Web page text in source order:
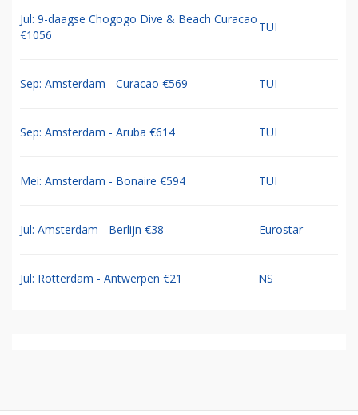
Jul: 9-daagse Chogogo Dive & Beach Curacao
€1056
TUI
Sep: Amsterdam - Curacao €569 TUI
Sep: Amsterdam - Aruba €614 TUI
Mei: Amsterdam - Bonaire €594 TUI
Jul: Amsterdam - Berlijn €38 Eurostar
Jul: Rotterdam - Antwerpen €21 NS